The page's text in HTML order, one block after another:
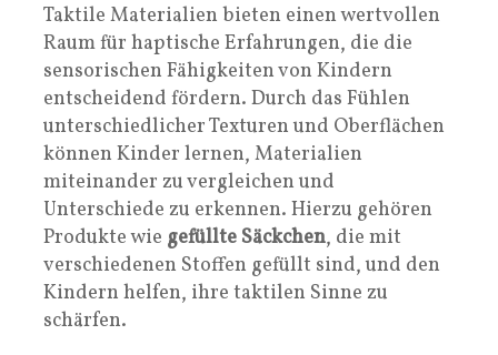
Taktile Materialien bieten einen wertvollen
Raum für haptische Erfahrungen, die die
sensorischen Fähigkeiten von Kindern
entscheidend fördern. Durch das Fühlen
unterschiedlicher Texturen und Oberflächen
können Kinder lernen, Materialien
miteinander zu vergleichen und
Unterschiede zu erkennen. Hierzu gehören
Produkte wie gefüllte Säckchen, die mit
verschiedenen Stoffen gefüllt sind, und den
Kindern helfen, ihre taktilen Sinne zu
schärfen.